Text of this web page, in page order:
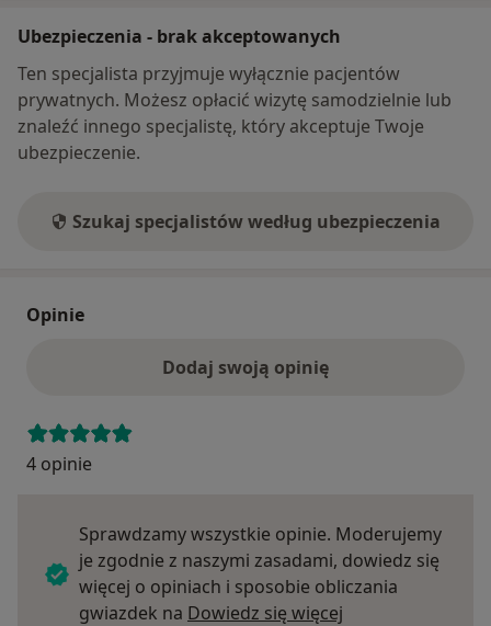
Ubezpieczenia - brak akceptowanych
Ten specjalista przyjmuje wyłącznie pacjentów
prywatnych. Możesz opłacić wizytę samodzielnie lub
znaleźć innego specjalistę, który akceptuje Twoje
ubezpieczenie.
Szukaj specjalistów według ubezpieczenia
Opinie
Dodaj swoją opinię
4 opinie
Sprawdzamy wszystkie opinie. Moderujemy
je zgodnie z naszymi zasadami, dowiedz się
więcej o opiniach i sposobie obliczania
gwiazdek na Dowiedz się więcej